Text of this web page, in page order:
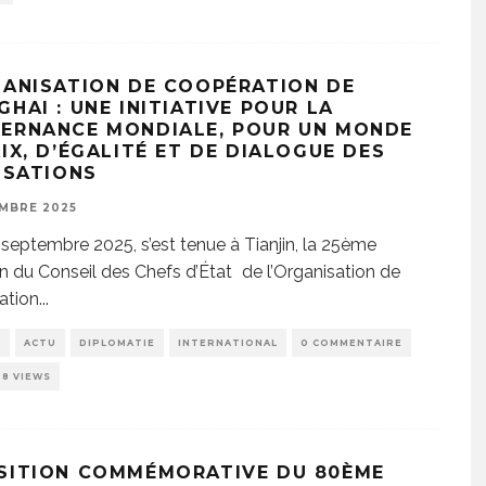
DE COOPÉRATION DE
: UNE INITIATIVE POUR LA
MONDIALE, POUR UN MONDE
D’ÉGALITÉ ET DE DIALOGUE DES
2025
2025, s’est tenue à Tianjin, la 25ème
du Conseil des Chefs d’État de l’Organisation de
...
ACTU DIPLOMATIE INTERNATIONAL 0 COMMENTAIRE
VIEWS
COMMÉMORATIVE DU 80ÈME